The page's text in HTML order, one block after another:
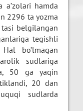
a’zolari hamda
2296 ta yozma
belgilangan
tegishli
bo’lmagan
sudlariga
50 ga yaqin
20 dan
sudlarda